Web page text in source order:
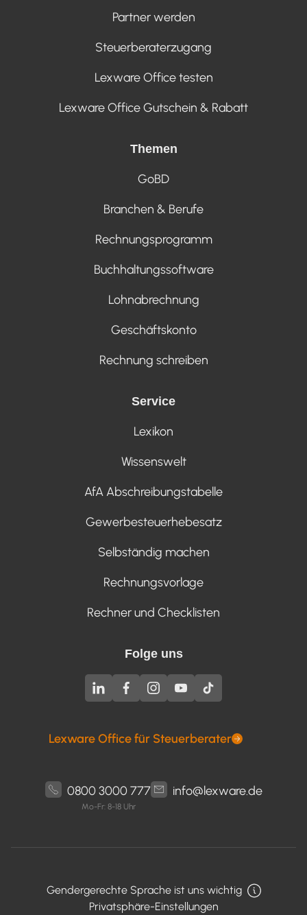
Partner werden
Steuerberaterzugang
Lexware Office testen
Lexware Office Gutschein & Rabatt
Themen
GoBD
Branchen & Berufe
Rechnungsprogramm
Buchhaltungssoftware
Lohnabrechnung
Geschäftskonto
Rechnung schreiben
Service
Lexikon
Wissenswelt
AfA Abschreibungstabelle
Gewerbesteuerhebesatz
Selbständig machen
Rechnungsvorlage
Rechner und Checklisten
Folge uns
Lexware Office für Steuerberater
0800 3000 777
Mo-Fr: 8-18 Uhr
info@lexware.de
Privatsphäre-Einstellungen
Gendergerechte Sprache ist uns wichtig